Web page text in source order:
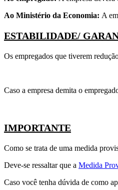
Ao Ministério da Economia: A
ESTABILIDADE/
Os empregados que tiverem
Caso a empresa demita o
IMPORTANTE
Como se trata de uma medida
Deve-se ressaltar que a Medida
Caso você tenha dúvida de como